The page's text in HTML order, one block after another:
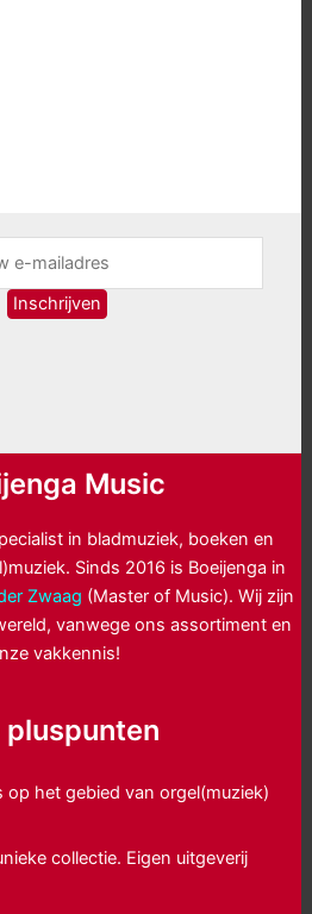
Music
in bladmuziek, boeken en
Sinds 2016 is Boeijenga in
Zwaag (Master of Music). Wij zijn
vanwege ons assortiment en
vakkennis!
pluspunten
op het gebied van orgel(muziek)
collectie. Eigen uitgeverij